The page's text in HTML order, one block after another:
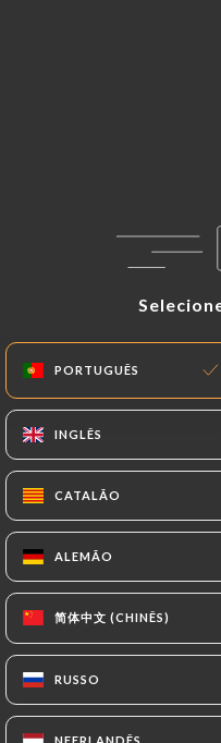
PORTUGUÊS
INGLÊS
CATALÃO
ALEMÃO
简体中文 (CHINÊS)
RUSSO
PORTUGUÊS
INGLÊS
CATALÃO
ALEMÃO
简体中文 (CHINÊS)
RUSSO